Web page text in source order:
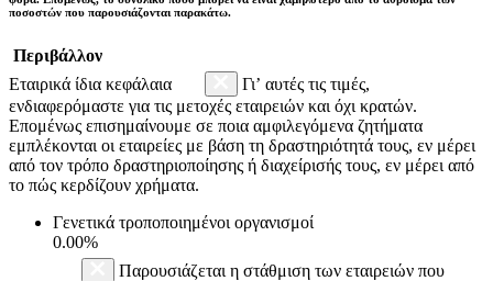
ποσοστών που παρουσιάζονται παρακάτω.
Περιβάλλον
Εταιρικά ίδια κεφάλαια
Γι’ αυτές τις τιμές,
ενδιαφερόμαστε για τις μετοχές εταιρειών και όχι κρατών.
Επομένως επισημαίνουμε σε ποια αμφιλεγόμενα ζητήματα
εμπλέκονται οι εταιρείες με βάση τη δραστηριότητά τους, εν μέρει
από τον τρόπο δραστηριοποίησης ή διαχείρισής τους, εν μέρει από
το πώς κερδίζουν χρήματα.
Γενετικά τροποποιημένοι οργανισμοί
0.00%
Παρουσιάζεται η στάθμιση των εταιρειών που